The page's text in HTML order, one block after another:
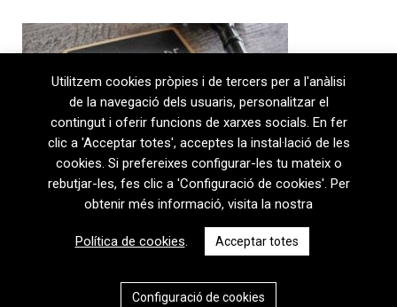
08720 Vilafranca del Penedès · General Prim 5, 2n · Barcelona
T+34 938 170 417 ·
+34 938 170 301
Política de privacitat|Política de cookies
Utilitzem cookies pròpies i de tercers per a l'anàlisi
de la navegació dels usuaris, personalitzar el
contingut i oferir funcions de xarxes socials. En fer
clic a 'Acceptar totes', acceptes la instal·lació de les
cookies. Si prefereixes configurar-les tu mateix o
rebutjar-les, fes clic a 'Configuració de cookies'. Per
obtenir més informació, visita la nostra
Política de cookies. Acceptar totes
Configuració de cookies